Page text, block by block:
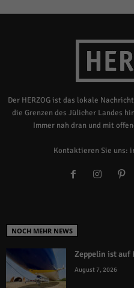
Der HERZOG ist das lokale
die Grenzen des Jülicher Landes
Immer nah dran und mit
Kontaktieren Sie uns:
NOCH MEHR NEWS
Zeppelin ist auf
August 7, 2026